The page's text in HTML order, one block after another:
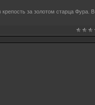
за золотом старца Фура. В